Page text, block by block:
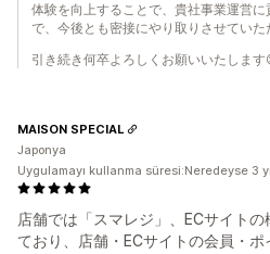
体験を向上することで、貴社事業運営
で、今後とも密接にやり取りさせていた
引き続き何卒よろしくお願いいたします
店舗では「スマレジ」、ECサイト
ており、店舗・ECサイトの会員・
MAISON SPECIAL
Japonya
Uygulamayı kullanma süresi:Neredeyse 3